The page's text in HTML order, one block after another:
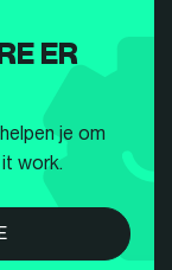
ER
je om
it work.